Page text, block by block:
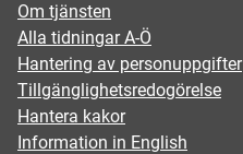
Om tjänsten
Alla tidningar A-Ö
Hantering av personuppgifter
Tillgänglighetsredogörelse
Hantera kakor
Information in English